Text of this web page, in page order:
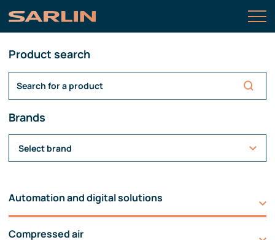
Product search
Brands
Select brand
Automation and digital solutions
Compressed air